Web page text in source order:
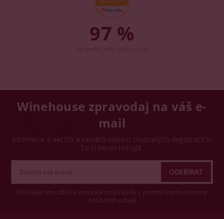
97 %
Winehouse zpravodaj na váš e-
mail
Informace o akcích a slevách nebo o chystaných degustacích.
To si nenechte ujít.
Přihlášením odběru novinek souhlasíte s podmínkami ochrany
osobních údajů